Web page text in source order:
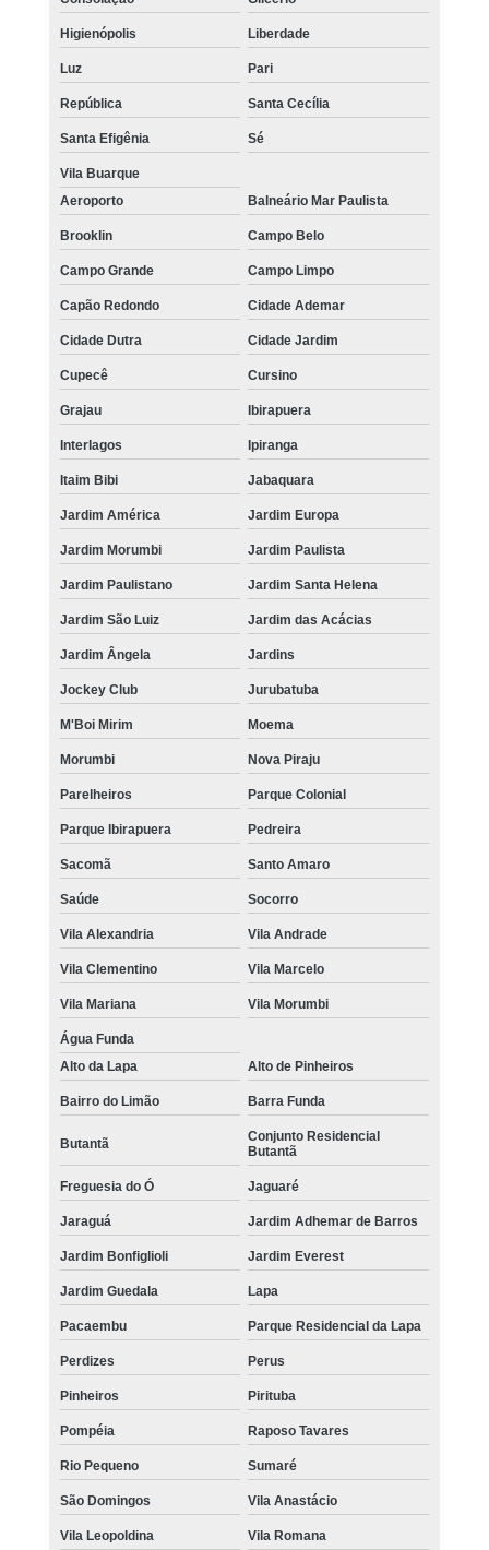
Higienópolis Liberdade
Luz Pari
República Santa Cecília
Santa Efigênia Sé
Vila Buarque
Aeroporto
Balneário Mar Paulista
Brooklin Campo Belo
Campo Grande Campo Limpo
Capão Redondo Cidade Ademar
Cidade Dutra Cidade Jardim
Cupecê Cursino
Grajau Ibirapuera
Interlagos Ipiranga
Itaim Bibi Jabaquara
Jardim América Jardim Europa
Jardim Morumbi Jardim Paulista
Jardim Paulistano Jardim Santa Helena
Jardim São Luiz Jardim das Acácias
Jardim Ângela Jardins
Jockey Club Jurubatuba
M'Boi Mirim Moema
Morumbi Nova Piraju
Parelheiros Parque Colonial
Parque Ibirapuera Pedreira
Sacomã Santo Amaro
Saúde Socorro
Vila Alexandria Vila Andrade
Vila Clementino Vila Marcelo
Vila Mariana Vila Morumbi
Água Funda
Alto da Lapa
Alto de Pinheiros
Bairro do Limão Barra Funda
Butantã
Conjunto Residencial
Butantã
Freguesia do Ó Jaguaré
Jaraguá Jardim Adhemar de Barros
Jardim Bonfiglioli Jardim Everest
Jardim Guedala Lapa
Pacaembu Parque Residencial da Lapa
Perdizes Perus
Pinheiros Pirituba
Pompéia Raposo Tavares
Rio Pequeno Sumaré
São Domingos Vila Anastácio
Vila Leopoldina Vila Romana